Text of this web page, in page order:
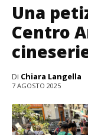
Una
Centro
Di Chiara Langella
7 AGOSTO 2025